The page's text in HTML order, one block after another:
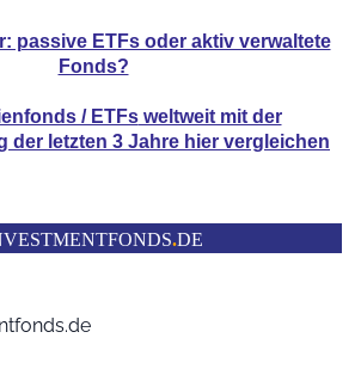
passive ETFs oder aktiv verwaltete
Fonds?
/ ETFsweltweit mit der
der letzten 3 Jahre hier vergleichen
.DE